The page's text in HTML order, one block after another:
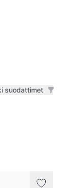
suodattimet